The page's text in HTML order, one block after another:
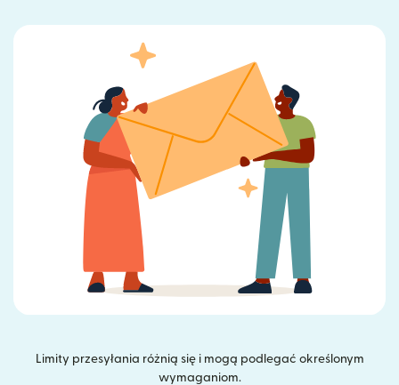
Limity przesyłania różnią się i mogą podlegać określonym
wymaganiom.